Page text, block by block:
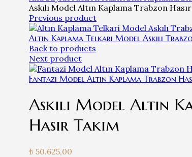
Askılı Model Altın Kaplama Trabzon
Previous product
Altın Kaplama Telkari Model Askılı
Back to products
Next product
Fantazi Model Altın Kaplama Trabzon
Askılı Model Altın
Hasır Takım
₺ 50.625,00